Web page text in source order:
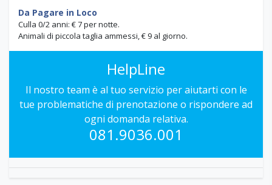
Da Pagare in Loco
Culla 0/2 anni: € 7 per notte.
Animali di piccola taglia ammessi, € 9 al giorno.
HelpLine
Il nostro team è al tuo servizio per aiutarti con le
tue problematiche di prenotazione o rispondere ad
ogni domanda relativa.
081.9036.001